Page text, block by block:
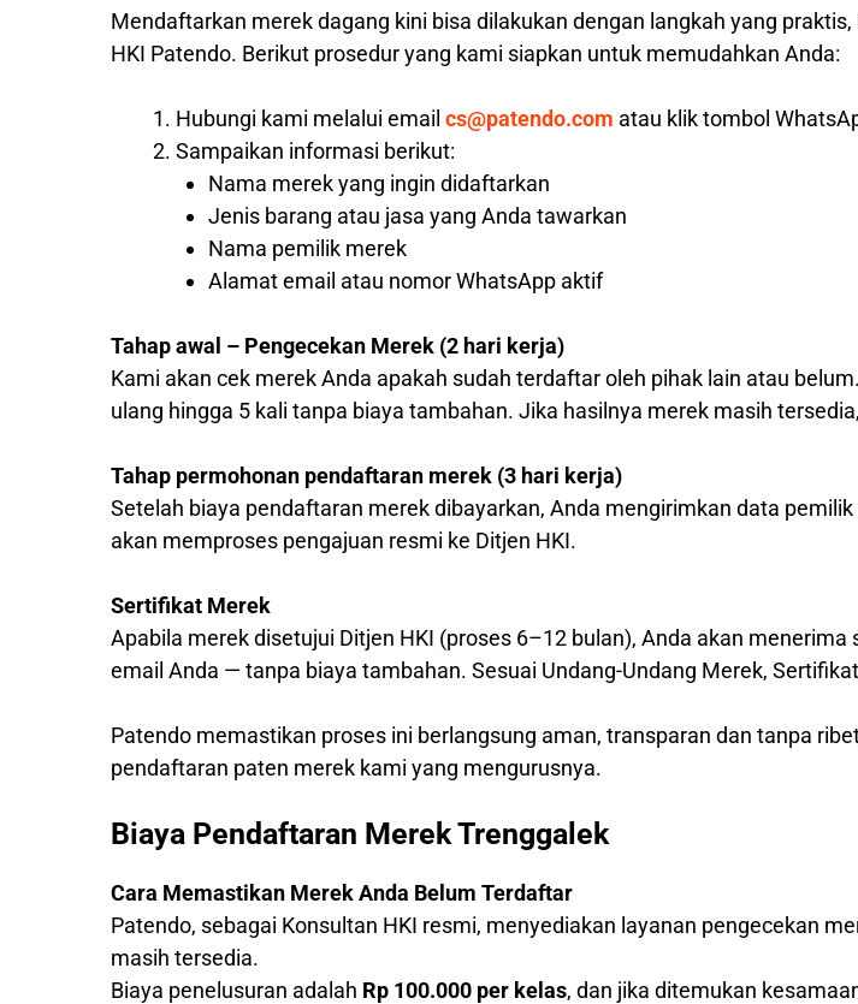
Mendaftarkan merek dagang kini bisa dilakukan dengan langkah yang
HKI Patendo. Berikut prosedur yang kami siapkan untuk memudahkan Anda:
Hubungi kami melalui email cs@patendo.com atau klik tombol
Sampaikan informasi berikut:
Nama merek yang ingin didaftarkan
Jenis barang atau jasa yang Anda tawarkan
Nama pemilik merek
Alamat email atau nomor WhatsApp aktif
Tahap awal – Pengecekan Merek (2 hari kerja)
Kami akan cek merek Anda apakah sudah terdaftar oleh pihak lain atau
ulang hingga 5 kali tanpa biaya tambahan. Jika hasilnya merek masih
Tahap permohonan pendaftaran merek (3 hari kerja)
Setelah biaya pendaftaran merek dibayarkan, Anda mengirimkan data
akan memproses pengajuan resmi ke Ditjen HKI.
Sertifikat Merek
Apabila merek disetujui Ditjen HKI (proses 6–12 bulan), Anda akan
email Anda — tanpa biaya tambahan. Sesuai Undang-Undang Merek,
Patendo memastikan proses ini berlangsung aman, transparan dan tanpa
pendaftaran paten merek kami yang mengurusnya.
Biaya Pendaftaran Merek Trenggalek
Cara Memastikan Merek Anda Belum Terdaftar
Patendo, sebagai Konsultan HKI resmi, menyediakan layanan pengecekan
masih tersedia.
Biaya penelusuran adalah Rp 100.000 per kelas, dan jika ditemukan